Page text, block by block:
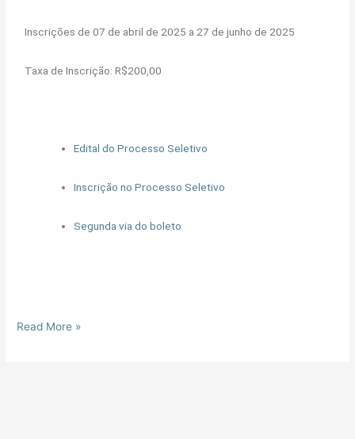
Inscrições de 07 de abril de 2025 a 27 de junho de 2025
Taxa de Inscrição: R$200,00
Edital do Processo Seletivo
Inscrição no Processo Seletivo
Segunda via do boleto
Read More »